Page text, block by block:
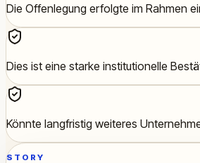
Die Offenlegung erfolgte im Rahmen
Dies ist eine starke institutionelle
Könnte langfristig weiteres
STORY